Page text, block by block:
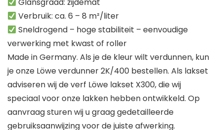
Glansgraad: zijdemat
Verbruik: ca. 6 – 8 m²/liter
Sneldrogend – hoge stabiliteit – eenvoudige
verwerking met kwast of roller
Made in Germany. Als je de kleur wilt verdunnen, kun
je onze Löwe verdunner 2K/400 bestellen. Als lakset
adviseren wij de verf Löwe lakset X300, die wij
speciaal voor onze lakken hebben ontwikkeld. Op
aanvraag sturen wij u graag gedetailleerde
gebruiksaanwijzing voor de juiste afwerking.